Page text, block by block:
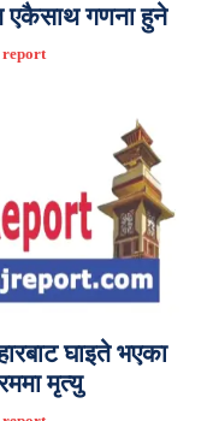
एकैसाथ गणना हुने
घाइते भएका
मृत्यु